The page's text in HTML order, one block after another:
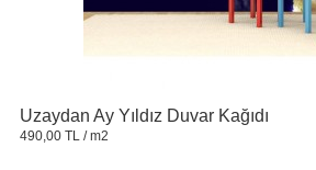
Uzaydan Ay Yıldız Duvar Kağıdı
490,00 TL / m2